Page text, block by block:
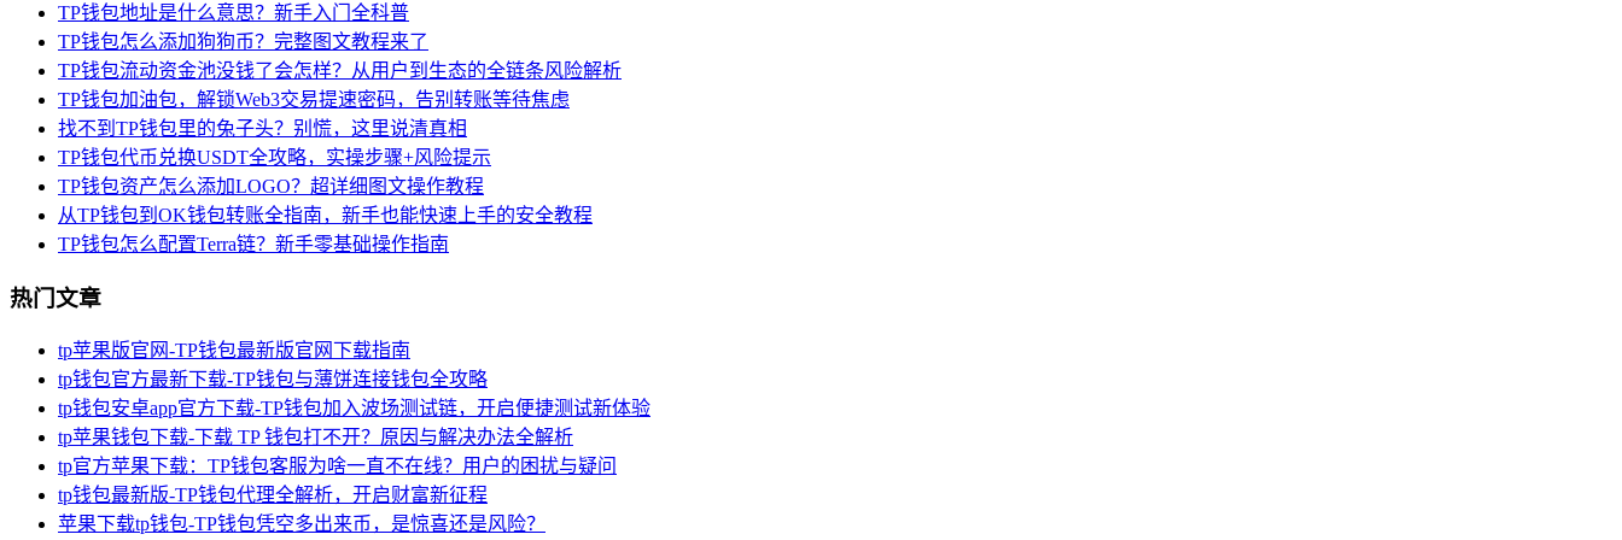
TP钱包地址是什么意思？新手入门全科普
TP钱包怎么添加狗狗币？完整图文教程来了
TP钱包流动资金池没钱了会怎样？从用户到生态的全链条风险解析
TP钱包加油包，解锁Web3交易提速密码，告别转账等待焦虑
找不到TP钱包里的兔子头？别慌，这里说清真相
TP钱包代币兑换USDT全攻略，实操步骤+风险提示
TP钱包资产怎么添加LOGO？超详细图文操作教程
从TP钱包到OK钱包转账全指南，新手也能快速上手的安全教程
TP钱包怎么配置Terra链？新手零基础操作指南
热门文章
tp苹果版官网-TP钱包最新版官网下载指南
tp钱包官方最新下载-TP钱包与薄饼连接钱包全攻略
tp钱包安卓app官方下载-TP钱包加入波场测试链，开启便捷测试新体验
tp苹果钱包下载-下载 TP 钱包打不开？原因与解决办法全解析
tp官方苹果下载：TP钱包客服为啥一直不在线？用户的困扰与疑问
tp钱包最新版-TP钱包代理全解析，开启财富新征程
苹果下载tp钱包-TP钱包凭空多出来币，是惊喜还是风险？